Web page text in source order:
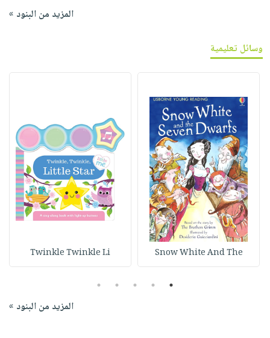
المزيد من البنود »
وسائل تعليمية
Snow White And The
Twinkle Twinkle Li
1
2
3
4
5
المزيد من البنود »